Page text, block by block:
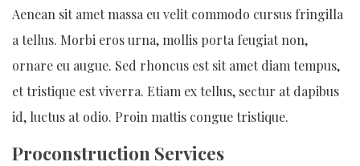
Aenean sit amet massa eu velit commodo cursus fringilla
a tellus. Morbi eros urna, mollis porta feugiat non,
ornare eu augue. Sed rhoncus est sit amet diam tempus,
et tristique est viverra. Etiam ex tellus, sectur at dapibus
id, luctus at odio. Proin mattis congue tristique.
Proconstruction Services